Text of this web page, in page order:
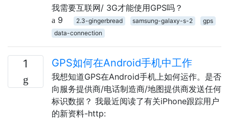
我需要互联网/ 3G才能使用GPS吗？
9
2.3-gingerbread samsung-galaxy-s-2
gps
data-connection
1 GPS如何在Android手机中工作
我想知道GPS在Android手机上如何运作。是否
向服务提供商/电话制造商/地图提供商发送任何
标识数据？ 我最近阅读了有关iPhone跟踪用户
的新资料-http: